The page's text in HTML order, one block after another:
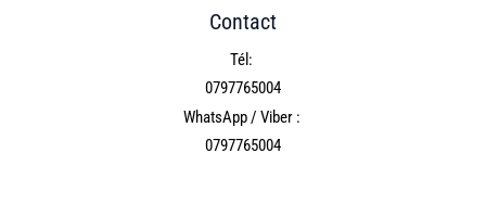
Contact
Tél:
0797765004
WhatsApp / Viber :
0797765004